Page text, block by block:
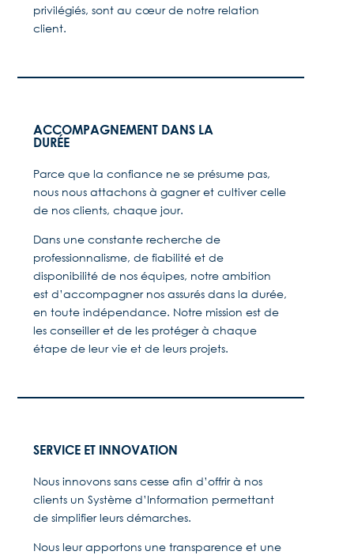
privilégiés, sont au cœur de notre relation
client.
ACCOMPAGNEMENT DANS LA
DURÉE
Parce que la confiance ne se présume pas,
nous nous attachons à gagner et cultiver celle
de nos clients, chaque jour.
Dans une constante recherche de
professionnalisme, de fiabilité et de
disponibilité de nos équipes, notre ambition
est d’accompagner nos assurés dans la durée,
en toute indépendance. Notre mission est de
les conseiller et de les protéger à chaque
étape de leur vie et de leurs projets.
SERVICE ET INNOVATION
Nous innovons sans cesse afin d’offrir à nos
clients un Système d’Information permettant
de simplifier leurs démarches.
Nous leur apportons une transparence et une